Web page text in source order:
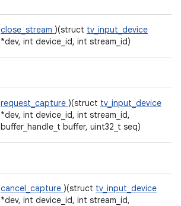
close_stream )(struct tv_input_device
*dev, int device_id, int stream_id)
request_capture )(struct tv_input_device
*dev, int device_id, int stream_id,
buffer_handle_t buffer, uint32_t seq)
cancel_capture )(struct tv_input_device
*dev, int device_id, int stream_id,